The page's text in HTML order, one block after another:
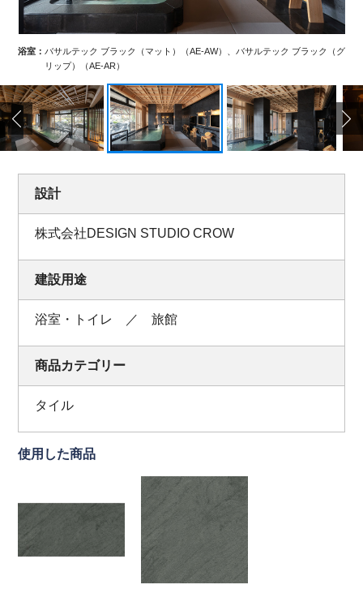
浴室： バサルテック ブラック（マット）（AE-AW）、バサルテック ブラック（グ
リップ）（AE-AR）
設計
株式会社DESIGN STUDIO CROW
建設用途
浴室・トイレ ／ 旅館
商品カテゴリー
タイル
使用した商品